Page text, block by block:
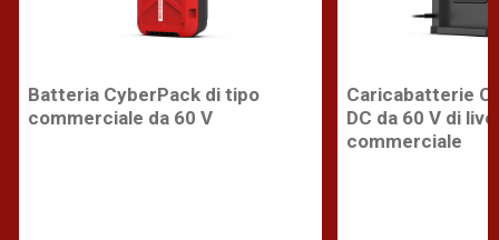
Batteria CyberPack di tipo
commerciale da 60 V
Caricabatterie
DC da 60 V di
commerciale